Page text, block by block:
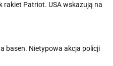
rakiet Patriot. USA wskazują na
basen. Nietypowa akcja policji